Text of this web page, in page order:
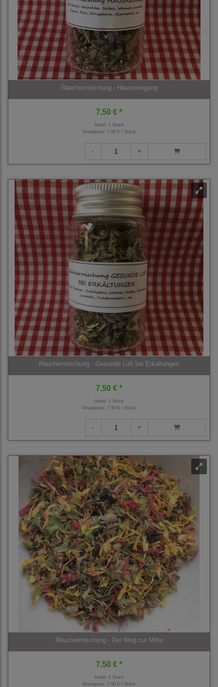
Räuchermischung - Hausreinigung
7,50 € *
Inhalt: 1 Stück
Grundpreis: 7,50 € / Stück
Räuchermischung - Gesunde Luft bei Erkältungen
7,50 € *
Inhalt: 1 Stück
Grundpreis: 7,50 € / Stück
Räuchermischung - Der Weg zur Mitte
7,50 € *
Inhalt: 1 Stück
Grundpreis: 7,50 € / Stück